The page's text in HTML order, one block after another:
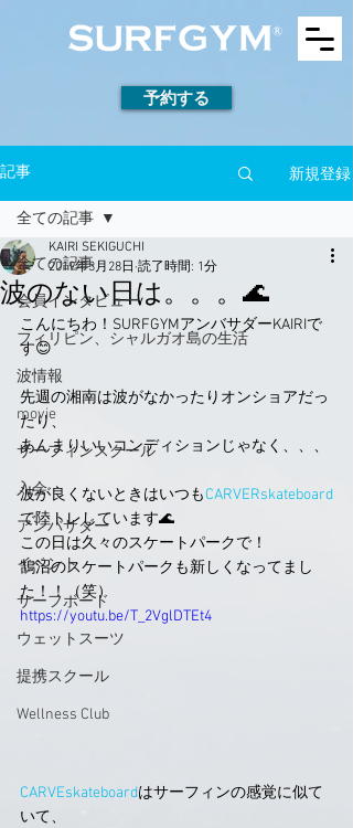
予約する
記事 新規登録
全ての記事
会員インタビュー
フィリピン、シャルガオ島の生活
波情報
movie
サーフィンスクール
入会
アンバサダー
イベント
サーフボード
ウェットスーツ
提携スクール
Wellness Club
全ての記事
波のない日は。。。🌊
KAIRI SEKIGUCHI
2019年3月28日 読了時間: 1分
こんにちわ！SURFGYMアンバサダーKAIRIで
す😊
先週の湘南は波がなかったりオンショアだっ
たり、
あんまりいいコンディションじゃなく、、、
波が良くないときはいつもCARVERskateboard
で陸トレしています🌊
この日は久々のスケートパークで！
鵠沼のスケートパークも新しくなってまし
た！！（笑）
https://youtu.be/T_2VglDTEt4
CARVEskateboardはサーフィンの感覚に似て
いて、